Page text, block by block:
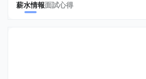
薪水情報面試心得